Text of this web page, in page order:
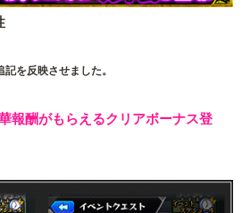
を反映させました。
報酬がもらえるクリアボーナス登